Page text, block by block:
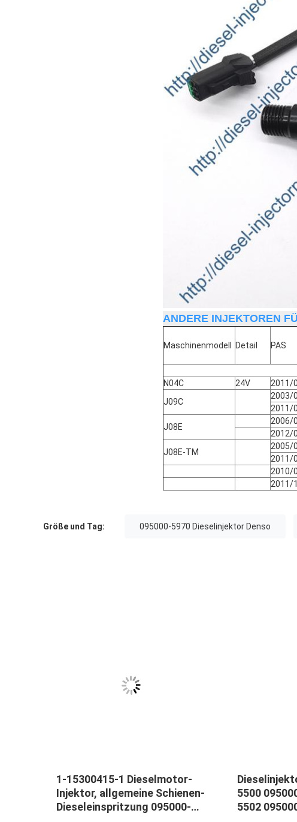
ANDERE INJEKTOREN
Maschinenmodell Detail PAS
N04C
24V 2011/
J09C
2003/
2011/
J08E
2006/
2012/
J08E-TM
2005/
2011/
2010/
2011/
Größe und Tag: 095000-5970 Dieselinjektor Denso
1-15300415-1 Dieselmotor-
Injektor, allgemeine Schienen-
Dieseleinspritzung 095000-
5500
5502